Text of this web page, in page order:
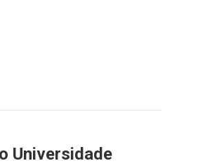
Universidade